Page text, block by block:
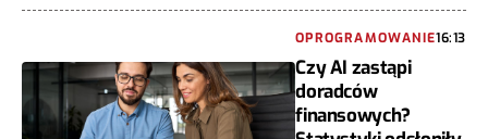
OPROGRAMOWANIE16:13
Czy AI zastąpi
doradców
finansowych?